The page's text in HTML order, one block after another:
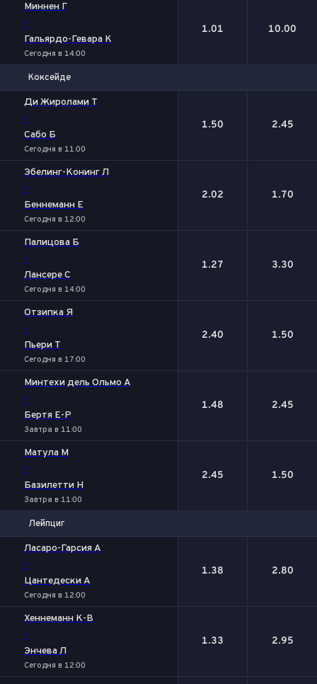
Миннен Г
-
Гальярдо-Гевара К
Сегодня в 14:00
1.01 10.00
Коксейде
Ди Жиролами Т
-
Сабо Б
Сегодня в 11:00
1.50 2.45
Эбелинг-Конинг Л
-
Беннеманн Е
Сегодня в 12:00
2.02 1.70
Палицова Б
-
Лансере С
Сегодня в 14:00
1.27 3.30
Отзипка Я
-
Пьери Т
Сегодня в 17:00
2.40 1.50
Минтехи дель Ольмо А
-
Бертя Е-Р
Завтра в 11:00
1.48 2.45
Матула М
-
Базилетти Н
Завтра в 11:00
2.45 1.50
Лейпциг
Лаcаро-Гарсия А
-
Цантедески А
Сегодня в 12:00
1.38 2.80
Хеннеманн К-В
-
Энчева Л
Сегодня в 12:00
1.33 2.95